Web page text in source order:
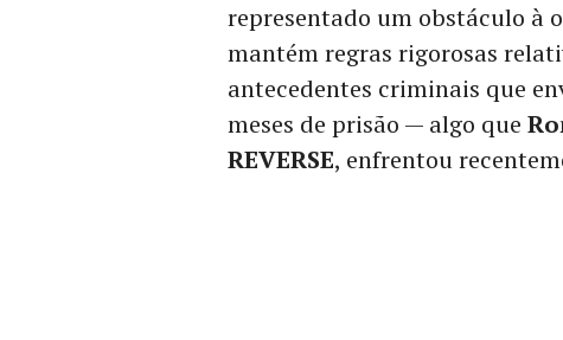
representado um obstáculo à
mantém regras rigorosas
antecedentes criminais que
meses de prisão — algo que
REVERSE, enfrentou